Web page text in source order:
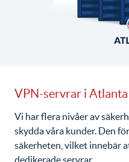
VPN-servrar i Atlanta
Vi har flera nivåer av
skydda våra kunder. Den
säkerheten, vilket innebär